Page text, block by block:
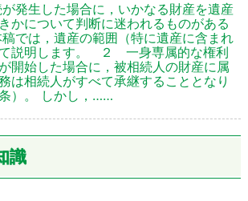
発生した場合に，いかなる財産を遺産
かについて判断に迷われるものがある
では，遺産の範囲（特に遺産に含まれ
説明します。 ２ 一身専属的な権利
開始した場合に，被相続人の財産に属
は相続人がすべて承継することとなり
）。 しかし，……
識